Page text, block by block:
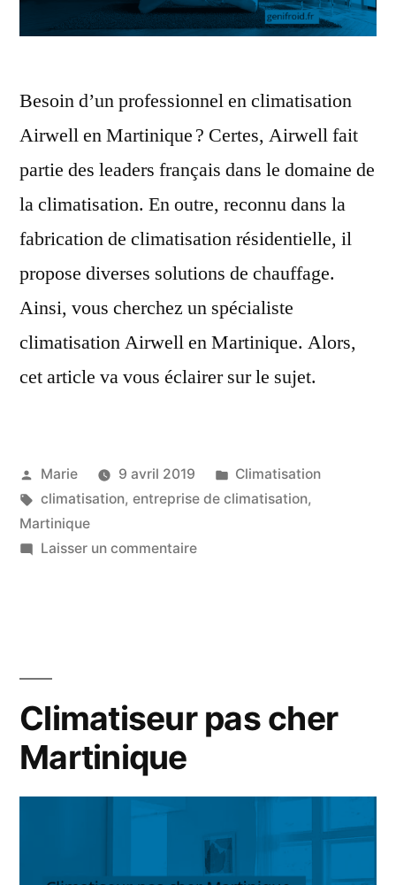
Besoin d’un professionnel en climatisation
Airwell en Martinique ? Certes, Airwell fait
partie des leaders français dans le domaine de
la climatisation. En outre, reconnu dans la
fabrication de climatisation résidentielle, il
propose diverses solutions de chauffage.
Ainsi, vous cherchez un spécialiste
climatisation Airwell en Martinique. Alors,
cet article va vous éclairer sur le sujet.
Publié
par
Marie 9 avril 2019
Publié
dans
Climatisation
Étiquettes :
climatisation, entreprise de climatisation,
Martinique
Laisser un commentairesur
Climatiseur pas cher
Martinique